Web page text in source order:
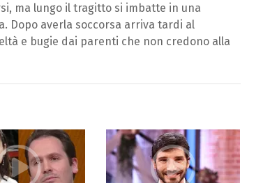
ma lungo il tragitto si imbatte in una
Dopo averla soccorsa arriva tardi al
e bugie dai parenti che non credono alla